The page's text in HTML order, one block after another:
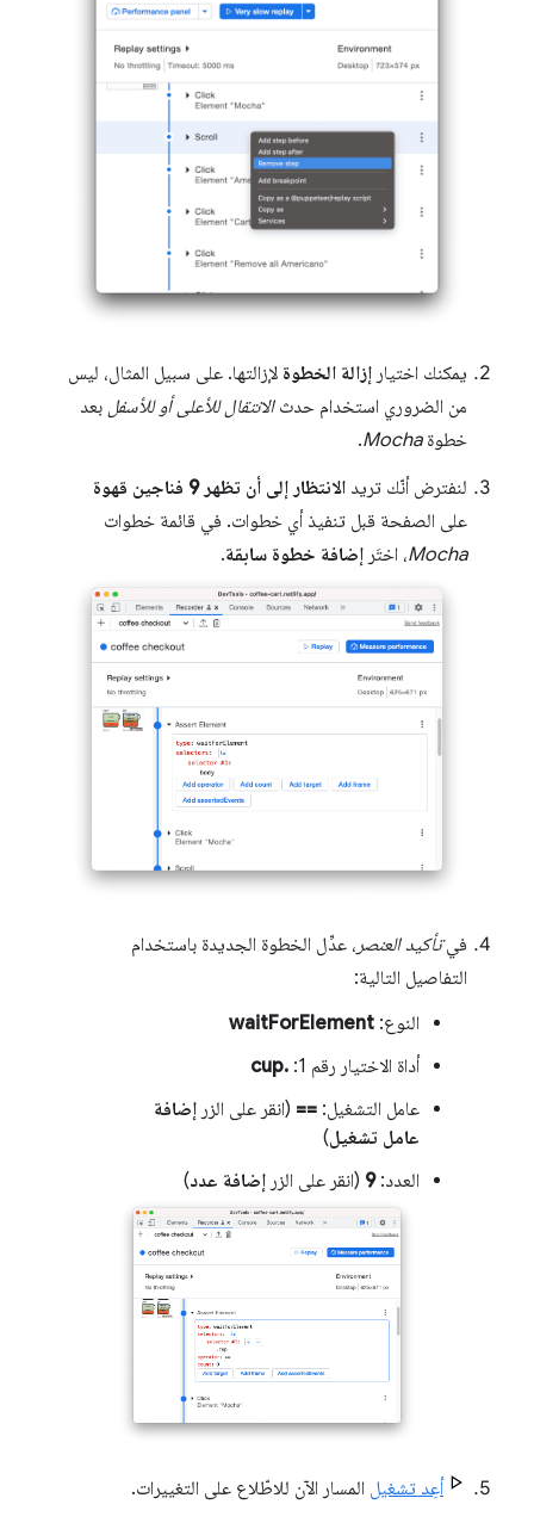
يمكنك اختيار إزالة الخطوة لإزالتها. على سبيل المثال، ليس
من الضروري استخدام حدثالانتقال للأعلى أو للأسفل بعد
خطوةMocha
.
لنفترض أنّك تريد الانتظار إلى أن تظهر 9 فناجين قهوة
على الصفحة قبل تنفيذ أي خطوات. في قائمة خطوات
Mocha، اختَر إضافة خطوة سابقة.
فيتأكيد العنصر ، عدِّل الخطوة الجديدة باستخدام
التفاصيل التالية:
النوع: waitForElement
أداة الاختيار رقم 1:
.cup
عامل التشغيل: == (انقر على الزر إضافة
عامل تشغيل)
العدد:9 (انقر على الزر إضافة عدد)
أعِد تشغيل المسار الآن للاطّلاع على التغييرات.